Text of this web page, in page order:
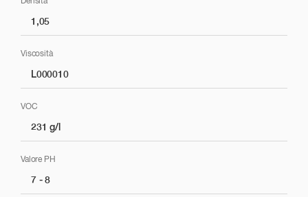
Utilizzare con Moppa Tampone Nero
1,05
Viscosità
L000010
VOC
231 g/l
Valore PH
7 - 8